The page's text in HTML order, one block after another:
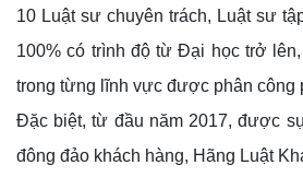
10 Luật sư chuyên trách, Luật sư
100% có trình độ từ Đại học trở
trong từng lĩnh vực được phân công
Đặc biệt, từ đầu năm 2017, được
đông đảo khách hàng, Hãng Luật